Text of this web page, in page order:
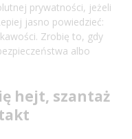
prywatności, jeżeli
jasno powiedzieć:
Zrobię to, gdy
albo
hejt, szantaż